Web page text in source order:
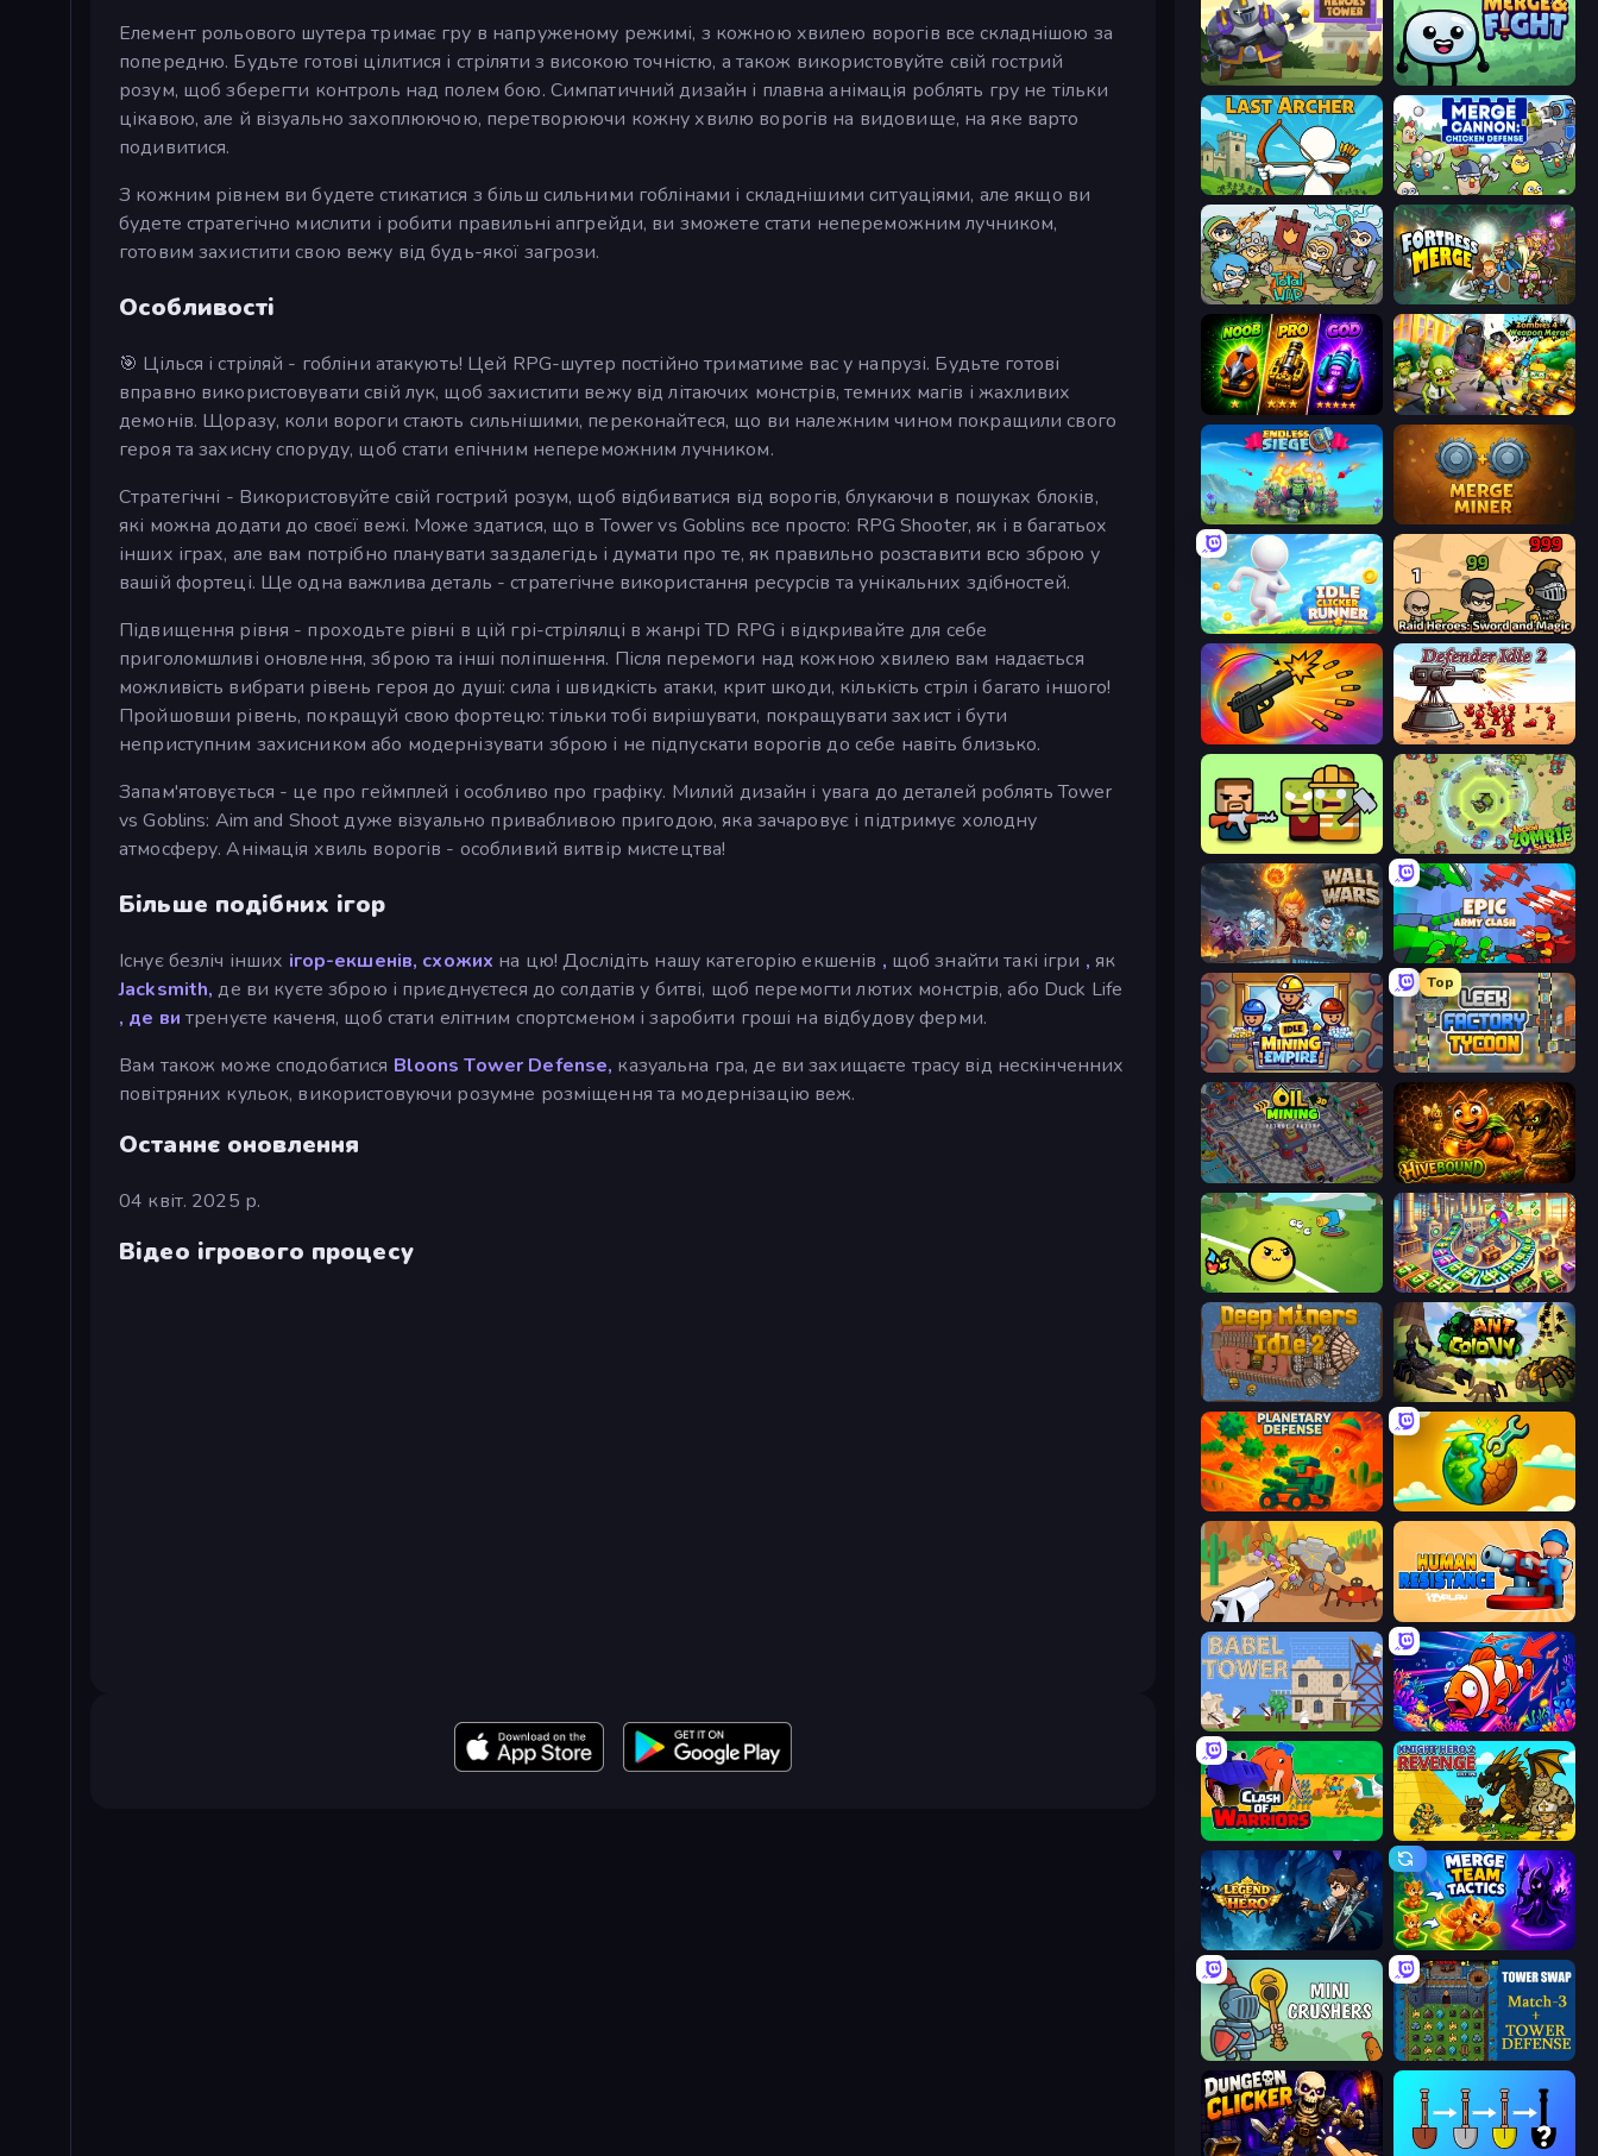
Елемент рольового шутера тримає гру в напруженому режимі, з кожною хвилею ворогів все складнішою за
попередню. Будьте готові цілитися і стріляти з високою точністю, а також використовуйте свій гострий
розум, щоб зберегти контроль над полем бою. Симпатичний дизайн і плавна анімація роблять гру не тільки
цікавою, але й візуально захоплюючою, перетворюючи кожну хвилю ворогів на видовище, на яке варто
подивитися.
З кожним рівнем ви будете стикатися з більш сильними гоблінами і складнішими ситуаціями, але якщо ви
будете стратегічно мислити і робити правильні апгрейди, ви зможете стати непереможним лучником,
готовим захистити свою вежу від будь-якої загрози.
Особливості
🎯 Цілься і стріляй - гобліни атакують! Цей RPG-шутер постійно триматиме вас у напрузі. Будьте готові
вправно використовувати свій лук, щоб захистити вежу від літаючих монстрів, темних магів і жахливих
демонів. Щоразу, коли вороги стають сильнішими, переконайтеся, що ви належним чином покращили свого
героя та захисну споруду, щоб стати епічним непереможним лучником.
Стратегічні - Використовуйте свій гострий розум, щоб відбиватися від ворогів, блукаючи в пошуках блоків,
які можна додати до своєї вежі. Може здатися, що в Tower vs Goblins все просто: RPG Shooter, як і в багатьох
інших іграх, але вам потрібно планувати заздалегідь і думати про те, як правильно розставити всю зброю у
вашій фортеці. Ще одна важлива деталь - стратегічне використання ресурсів та унікальних здібностей.
Підвищення рівня - проходьте рівні в цій грі-стрілялці в жанрі TD RPG і відкривайте для себе
приголомшливі оновлення, зброю та інші поліпшення. Після перемоги над кожною хвилею вам надається
можливість вибрати рівень героя до душі: сила і швидкість атаки, крит шкоди, кількість стріл і багато іншого!
Пройшовши рівень, покращуй свою фортецю: тільки тобі вирішувати, покращувати захист і бути
неприступним захисником або модернізувати зброю і не підпускати ворогів до себе навіть близько.
Запам'ятовується - це про геймплей і особливо про графіку. Милий дизайн і увага до деталей роблять Tower
vs Goblins: Aim and Shoot дуже візуально привабливою пригодою, яка зачаровує і підтримує холодну
атмосферу. Анімація хвиль ворогів - особливий витвір мистецтва!
Більше подібних ігор
Існує безліч інших ігор-екшенів, схожих на цю! Дослідіть нашу категорію екшенів , щоб знайти такі ігри , як
Jacksmith, де ви куєте зброю і приєднуєтеся до солдатів у битві, щоб перемогти лютих монстрів, або Duck Life
, де ви тренуєте каченя, щоб стати елітним спортсменом і заробити гроші на відбудову ферми.
Вам також може сподобатися Bloons Tower Defense, казуальна гра, де ви захищаєте трасу від нескінченних
повітряних кульок, використовуючи розумне розміщення та модернізацію веж.
Останнє оновлення
04 квіт. 2025 р.
Відео ігрового процесу
Heroes Tower Merge & Fight
Last Archer Merge Cannon: Chicken Defense
Raid Heroes: Total War Fortress Merge
Merge Survival Zombies 4 Weapon Merge
Endless Siege Merge Miner
Idle Clicker Runner Raid Heroes: Sword and Magic
Chair Force Buzz Defender Idle 2
Zombie Horde: Build & Survive Jackal Zombie Survival
Wall Wars Epic Army Clash
Idle Mining Empire
Top
Leek Factory Tycoon
Oil Mining 3D: Petrol Factory Hivebound
Monster Mixer Idle Money Factory: Tycoon Idle Game
Deep Miners Idle 2 Ant Colony: New War
Planetary Defense Land Explorers: Merge & Build
Idle Gun Survivor Human Resistance
Babel Tower Fish Catch Idle
Clash of Warriors Knight Hero 2 Revenge Idle RPG
Legend of Hero Merge Team Tactics
Mini Crushers Tower Swap